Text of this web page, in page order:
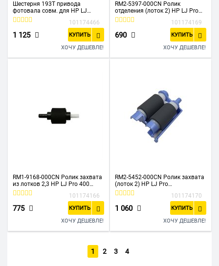
Шестерня 193T привода
фотовала совм. для HP LJ
P4014/4015/4515
101174466
1 125 КУПИТЬ
ХОЧУ ДЕШЕВЛЕ!
RM2-5397-000CN Ролик
отделения (лоток 2) HP LJ Pro
M402/M403/M426/M427 (O)
101174169
690 КУПИТЬ
ХОЧУ ДЕШЕВЛЕ!
RM1-9168-000CN Ролик захвата
из лотков 2,3 HP LJ Pro 400
M401/M425 (O)
101174166
775 КУПИТЬ
ХОЧУ ДЕШЕВЛЕ!
RM2-5452-000CN Ролик захвата
(лоток 2) HP LJ Pro
M402/M403/M426/M427 (O)
101174170
1 060 КУПИТЬ
ХОЧУ ДЕШЕВЛЕ!
1 2 3 4